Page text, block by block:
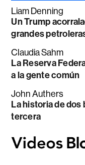
Liam Denning
Un Trump
grandes
Claudia Sahm
La Reserva
a la gente común
John Authers
La historia de dos
tercera